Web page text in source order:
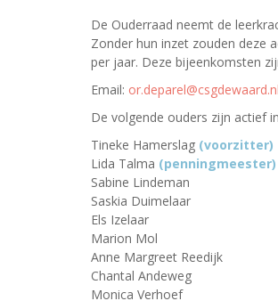
De Ouderraad neemt de
Zonder hun inzet zouden deze
per jaar. Deze bijeenkomsten
Email: or.deparel@csgdewaard.nl
De volgende ouders zijn actief
Tineke Hamerslag (voorzitter)
Lida Talma (penningmeester)
Sabine Lindeman
Saskia Duimelaar
Els Izelaar
Marion Mol
Anne Margreet Reedijk
Chantal Andeweg
Monica Verhoef